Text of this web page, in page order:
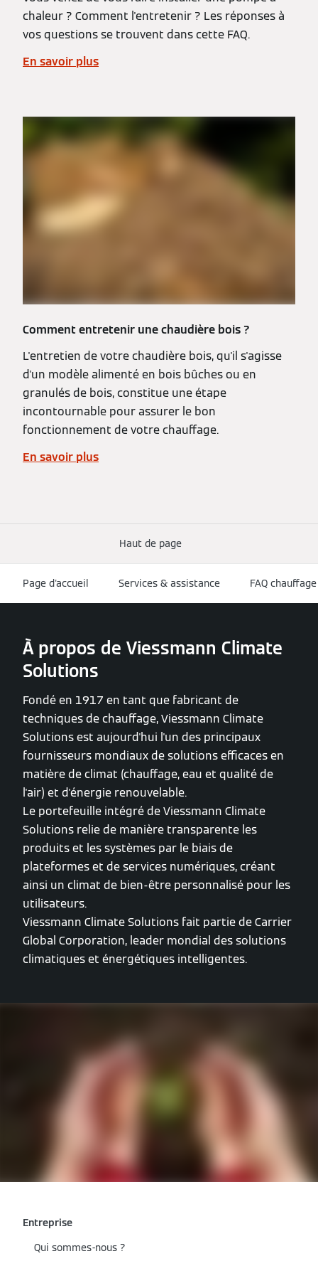
chaleur ? Comment l'entretenir ? Les réponses à
vos questions se trouvent dans cette FAQ.
En savoir plus
Comment entretenir une chaudière bois ?
L'entretien de votre chaudière bois, qu'il s'agisse
d'un modèle alimenté en bois bûches ou en
granulés de bois, constitue une étape
incontournable pour assurer le bon
fonctionnement de votre chauffage.
En savoir plus
Haut de page
Page d'accueil Services & assistance FAQ chauffage
À propos de Viessmann Climate
Solutions
Fondé en 1917 en tant que fabricant de
techniques de chauffage, Viessmann Climate
Solutions est aujourd'hui l'un des principaux
fournisseurs mondiaux de solutions efficaces en
matière de climat (chauffage, eau et qualité de
l'air) et d'énergie renouvelable.
Le portefeuille intégré de Viessmann Climate
Solutions relie de manière transparente les
produits et les systèmes par le biais de
plateformes et de services numériques, créant
ainsi un climat de bien-être personnalisé pour les
utilisateurs.
Viessmann Climate Solutions fait partie de Carrier
Global Corporation, leader mondial des solutions
climatiques et énergétiques intelligentes.
Entreprise
Qui sommes-nous ?